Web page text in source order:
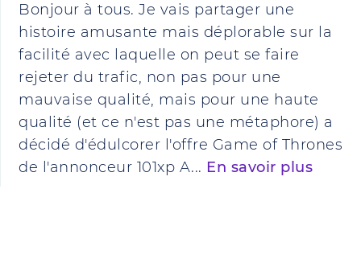
Bonjour à tous. Je vais partager une
histoire amusante mais déplorable sur la
facilité avec laquelle on peut se faire
rejeter du trafic, non pas pour une
mauvaise qualité, mais pour une haute
qualité (et ce n'est pas une métaphore) a
décidé d'édulcorer l'offre Game of Thrones
de l'annonceur 101xp A... En savoir plus